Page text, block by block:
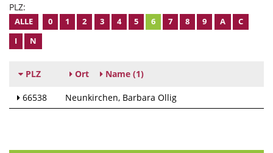
PLZ:
ALLE 0 1 2 3 4 5 6 7 8 9 A
C
I
N
PLZ Ort Name (1)
66538 Neunkirchen Barbara Ollig